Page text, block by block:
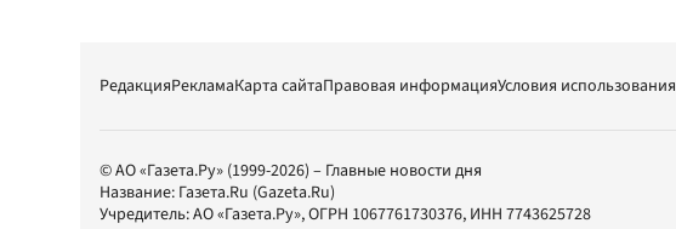
РедакцияРекламаКарта сайтаПравовая информацияУсловия использования
© АО «Газета.Ру» (1999-2026) – Главные новости дня
Название: Газета.Ru (Gazeta.Ru)
Учредитель:АО «Газета.Ру», ОГРН 1067761730376, ИНН 7743625728